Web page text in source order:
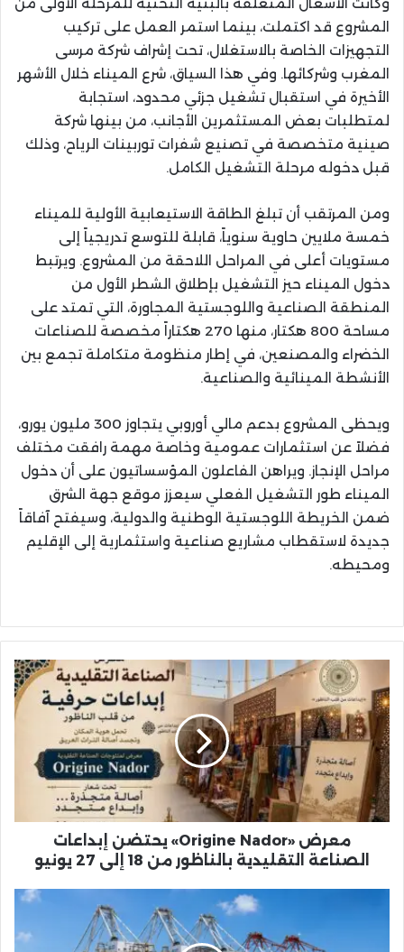
المشروع قد اكتملت، بينما استمر العمل على تركيب
التجهيزات الخاصة بالاستغلال، تحت إشراف شركة مرسى
المغرب وشركائها. وفي هذا السياق، شرع الميناء خلال الأشهر
الأخيرة في استقبال تشغيل جزئي محدود، استجابة
لمتطلبات بعض المستثمرين الأجانب، من بينها شركة
صينية متخصصة في تصنيع شفرات توربينات الرياح، وذلك
قبل دخوله مرحلة التشغيل الكامل.
ومن المرتقب أن تبلغ الطاقة الاستيعابية الأولية للميناء
خمسة ملايين حاوية سنوياً، قابلة للتوسع تدريجياً إلى
مستويات أعلى في المراحل اللاحقة من المشروع. ويرتبط
دخول الميناء حيز التشغيل بإطلاق الشطر الأول من
المنطقة الصناعية واللوجستية المجاورة، التي تمتد على
مساحة 800 هكتار، منها 270 هكتاراً مخصصة للصناعات
الخضراء والمصنعين، في إطار منظومة متكاملة تجمع بين
الأنشطة المينائية والصناعية.
ويحظى المشروع بدعم مالي أوروبي يتجاوز 300 مليون يورو،
فضلاً عن استثمارات عمومية وخاصة مهمة رافقت مختلف
مراحل الإنجاز. ويراهن الفاعلون المؤسساتيون على أن دخول
الميناء طور التشغيل الفعلي سيعزز موقع جهة الشرق
ضمن الخريطة اللوجستية الوطنية والدولية، وسيفتح آفاقاً
جديدة لاستقطاب مشاريع صناعية واستثمارية إلى الإقليم
ومحيطه.
معرض
«Origine
Nador»
يحتضن
إبداعات
الصناعة
التقليدية
بالناظور
من
معرض «Origine Nador» يحتضن إبداعات
الصناعة التقليدية بالناظور من 18 إلى 27 يونيو